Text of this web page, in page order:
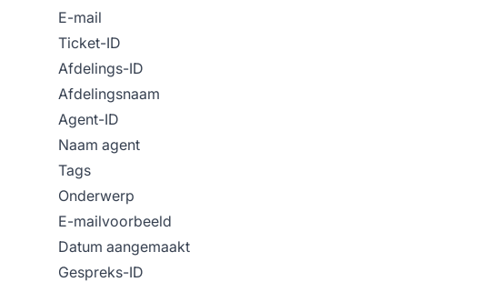
E-mail
Ticket-ID
Afdelings-ID
Afdelingsnaam
Agent-ID
Naam agent
Tags
Onderwerp
E-mailvoorbeeld
Datum aangemaakt
Gespreks-ID